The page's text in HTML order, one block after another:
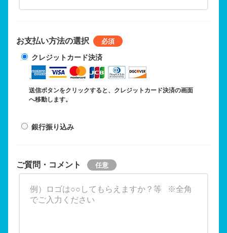
お支払い方法の選択
クレジットカード決済
送信ボタンをクリックすると、クレジットカード決済の画面
へ移動します。
銀行振り込み
ご質問・コメント